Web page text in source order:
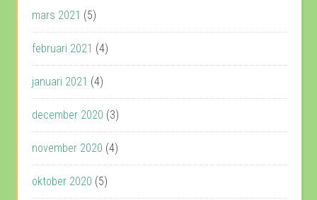
mars 2021 (5)
februari 2021 (4)
januari 2021 (4)
december 2020 (3)
november 2020 (4)
oktober 2020 (5)